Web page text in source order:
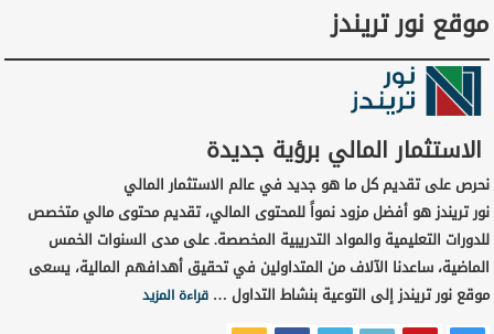
موقع نور تريندز
الاستثمار المالي برؤية جديدة
نحرص على تقديم كل ما هو جديد في عالم الاستثمار المالي
نور تريندز هو أفضل مزود نمواً للمحتوى المالي، تقديم محتوى مالي متخصص
للدورات التعليمية والمواد التدريبية المخصصة. على مدى السنوات الخمس
الماضية، ساعدنا الآلاف من المتداولين في تحقيق أهدافهم المالية، يسعى
موقع نور تريندز إلى التوعية بنشاط التداول …قراءة المزيد